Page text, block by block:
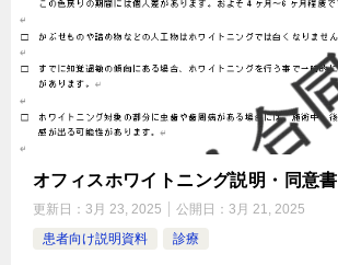
オフィスホワイトニング説明・同意書
更新日： 3月 23, 2025 公開日： 3月 21, 2025
患者向け説明資料
診療